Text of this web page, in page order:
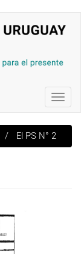
El PS N° 2